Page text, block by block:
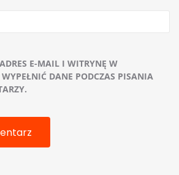
E-MAIL I WITRYNĘ W
WYPEŁNIĆ DANE PODCZAS PISANIA